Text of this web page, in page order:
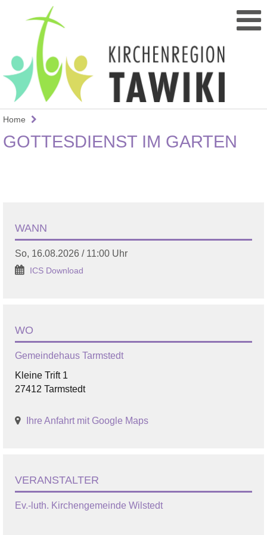
Home
GOTTESDIENST IM GARTEN
WANN
So, 16.08.2026 / 11:00 Uhr
ICS Download
WO
Gemeindehaus Tarmstedt
Kleine Trift 1
27412 Tarmstedt
Ihre Anfahrt mit Google Maps
VERANSTALTER
Ev.-luth. Kirchengemeinde Wilstedt